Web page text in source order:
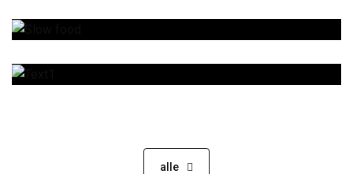
alle